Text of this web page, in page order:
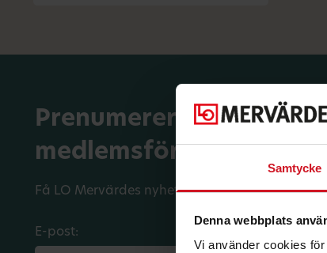
Samtycke
Denna webbplats
Vi använder cookies
Prenumerera på dina
medlemsförmåner.
Få LO Mervärdes nyhetsbrev varje månad till
E-post: